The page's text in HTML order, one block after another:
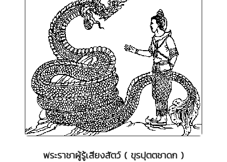
พระราชาผู้รู้เสียงสัตว์ ( ขุรปุตตชาดก )